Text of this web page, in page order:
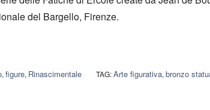
del Bargello, Firenze.
, figure, Rinascimentale TAG:Arte figurativa, bronzo